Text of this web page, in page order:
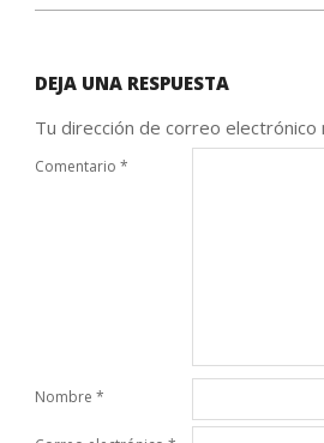
DEJA UNA RESPUESTA
Tu dirección de correo electrónico
Comentario *
Nombre *